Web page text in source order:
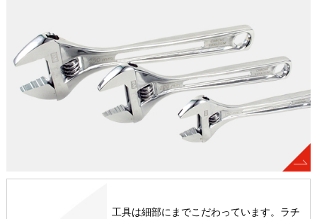
工具は細部にまでこだわっています。ラチ